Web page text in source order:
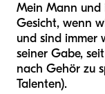
Mein Mann und
Gesicht, wenn
und sind immer
seiner Gabe,
nach Gehör zu
Talenten).